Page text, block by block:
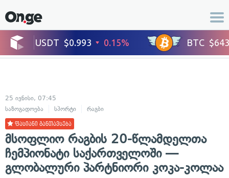
25 ივნისი, 07:45
საზოგადოება
სპორტი რაგბი
ფასიანი განთავსება
მსოფლიო რაგბის 20-წლამდელთა
ჩემპიონატი საქართველოში —
გლობალური პარტნიორი კოკა-კოლაა